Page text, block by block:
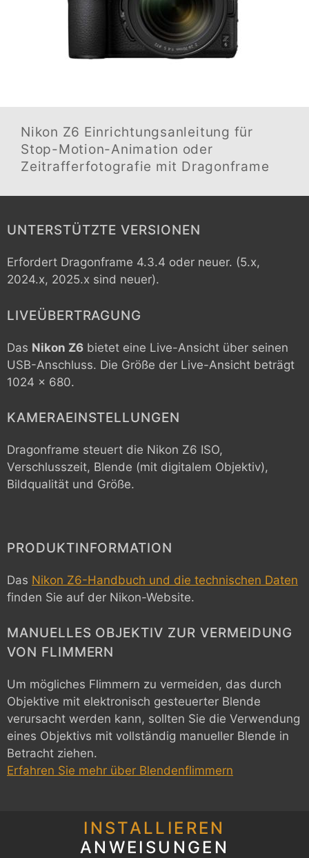
Nikon Z6 Einrichtungsanleitung für
Stop-Motion-Animation oder
Zeitrafferfotografie mit Dragonframe
UNTERSTÜTZTE VERSIONEN
Erfordert Dragonframe 4.3.4 oder neuer. (5.x,
2024.x, 2025.x sind neuer).
LIVEÜBERTRAGUNG
Das Nikon Z6 bietet eine Live-Ansicht über seinen
USB-Anschluss. Die Größe der Live-Ansicht beträgt
1024 x 680.
KAMERAEINSTELLUNGEN
Dragonframe steuert die Nikon Z6 ISO,
Verschlusszeit, Blende (mit digitalem Objektiv),
Bildqualität und Größe.
PRODUKTINFORMATION
Das Nikon Z6-Handbuch und die technischen Daten
finden Sie auf der Nikon-Website.
MANUELLES OBJEKTIV ZUR VERMEIDUNG
VON FLIMMERN
Um mögliches Flimmern zu vermeiden, das durch
Objektive mit elektronisch gesteuerter Blende
verursacht werden kann, sollten Sie die Verwendung
eines Objektivs mit vollständig manueller Blende in
Betracht ziehen.
Erfahren Sie mehr über Blendenflimmern
INSTALLIEREN
ANWEISUNGEN